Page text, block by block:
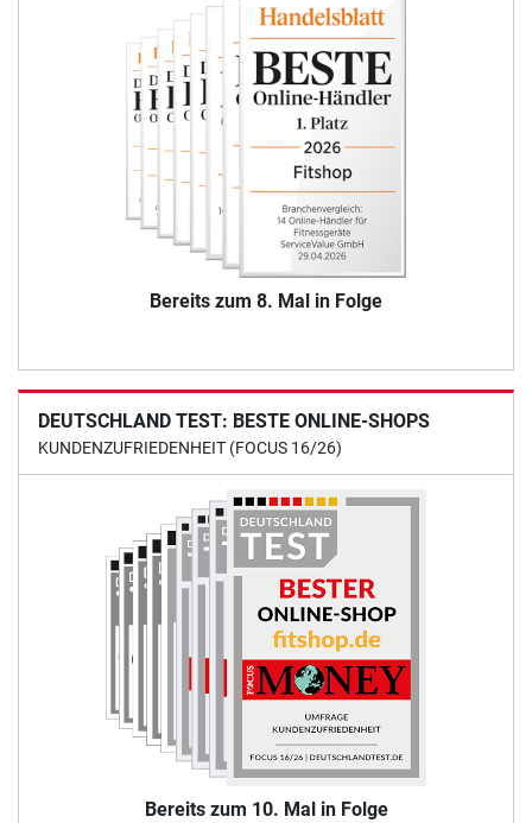
Bereits zum 8. Mal in Folge
DEUTSCHLAND TEST: BESTE ONLINE-SHOPS
KUNDENZUFRIEDENHEIT (FOCUS 16/26)
Bereits zum 10. Mal in Folge